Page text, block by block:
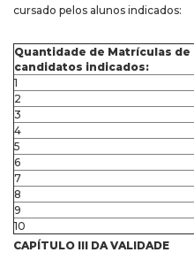
cursado pelos alunos indicados:
Quantidade de Matrículas de
candidatos indicados:
1
2
3
4
5
6
7
8
9
10
CAPÍTULO III DA VALIDADE